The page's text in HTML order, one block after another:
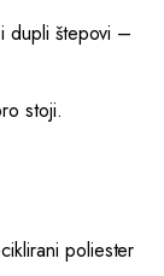
dupli štepovi –
stoji.
poliester